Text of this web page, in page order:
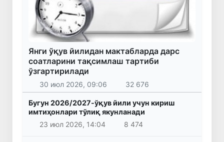
Янги ўқув йилидан мактабларда дарс
соатларини тақсимлаш тартиби
ўзгартирилади
30 июл 2026, 09:06 32 676
Бугун 2026/2027-ўқув йили учун кириш
имтиҳонлари тўлиқ якунланади
23 июл 2026, 14:04
8 474